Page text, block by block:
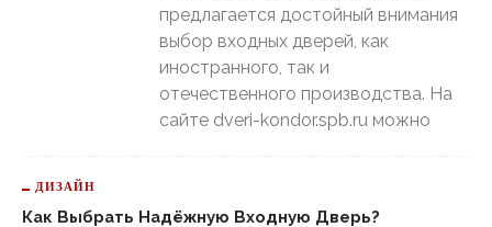
предлагается достойный внимания
выбор входных дверей, как
иностранного, так и
отечественного производства. На
сайте dveri-kondor.spb.ru можно
ДИЗАЙН
Как Выбрать Надёжную Входную Дверь?